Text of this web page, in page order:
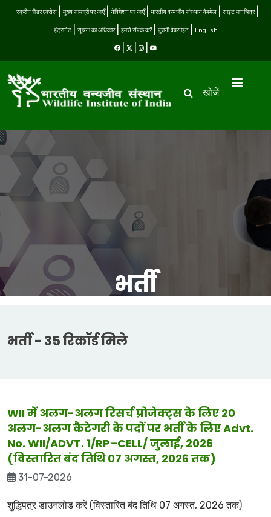
स्क्रीन रीडर एक्सेस मुख्य सामग्री पर जाएँ नेविगेशन पर जाएँ भारतीय वन्यजीव संस्थान वेबमेल साइट मानचित्र
इंट्रानेट सूचना का अधिकार हमसे संपर्क करें पुरानी वेबसाइट English
खोजें
भर्ती
भर्ती - 35 रिकॉर्ड मिले
WII में अलग-अलग रिसर्च प्रोजेक्ट्स के लिए 20
अलग-अलग कैटेगरी के पदों पर भर्ती के लिए Advt.
No. WII/ADVT. 1/RP–CELL/ जुलाई, 2026
(विस्तारित बंद तिथि 07 अगस्त, 2026 तक)
31-07-2026
शुद्धिपत्र डाउनलोड करें (विस्तारित बंद तिथि 07 अगस्त, 2026 तक)